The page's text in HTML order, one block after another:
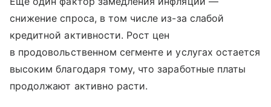
снижение спроса, в том числе из-за слабой
кредитной активности. Рост цен
в продовольственном сегменте и услугах остается
высоким благодаря тому, что заработные платы
продолжают активно расти.